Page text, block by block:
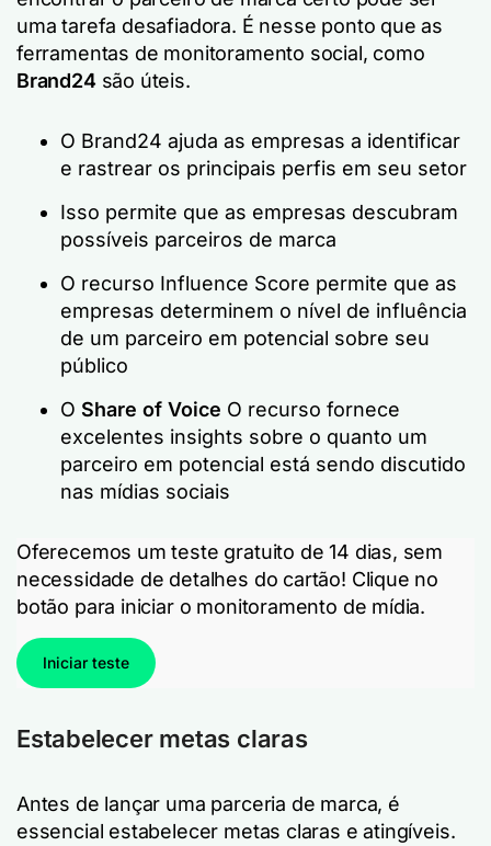
uma tarefa desafiadora. É nesse ponto que as
ferramentas de monitoramento social, como
Brand24são úteis.
O Brand24 ajuda as empresas a identificar
e rastrear os principais perfis em seu setor
Isso permite que as empresas descubram
possíveis parceiros de marca
O recurso Influence Score permite que as
empresas determinem o nível de influência
de um parceiro em potencial sobre seu
público
O Share of Voice O recurso fornece
excelentes insights sobre o quanto um
parceiro em potencial está sendo discutido
nas mídias sociais
Oferecemos um teste gratuito de 14 dias, sem
necessidade de detalhes do cartão! Clique no
botão para iniciar o monitoramento de mídia.
Iniciar teste
Estabelecer metas claras
Antes de lançar uma parceria de marca, é
essencial estabelecer metas claras e atingíveis.